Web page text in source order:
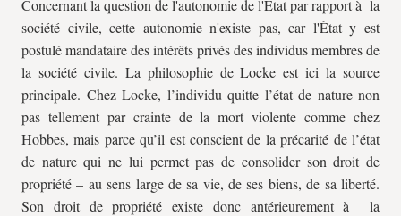
Concernant la question de l'autonomie de l'État par rapport à la
société civile, cette autonomie n'existe pas, car l'État y est
postulé mandataire des intérêts privés des individus membres de
la société civile. La philosophie de Locke est ici la source
principale. Chez Locke, l’individu quitte l’état de nature non
pas tellement par crainte de la mort violente comme chez
Hobbes, mais parce qu’il est conscient de la précarité de l’état
de nature qui ne lui permet pas de consolider son droit de
propriété – au sens large de sa vie, de ses biens, de sa liberté.
Son droit de propriété existe donc antérieurement à la